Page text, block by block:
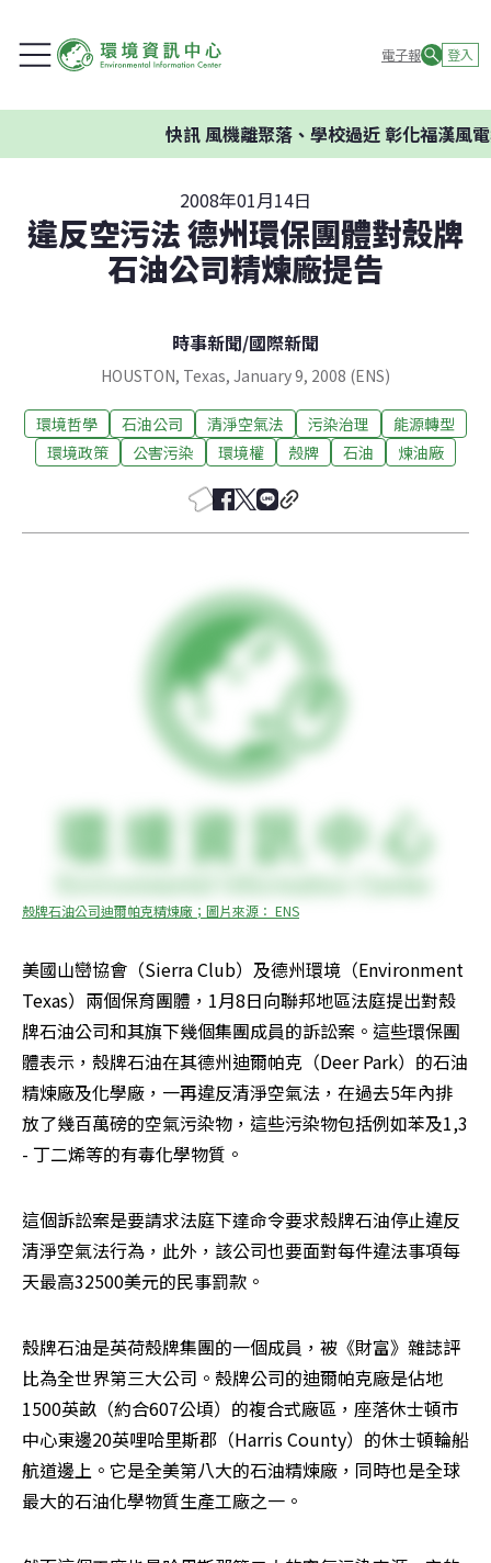
電子報 登入
快訊風機離聚落、學校過近 彰化福漢風電
2008年01月14日
違反空污法 德州環保團體對殼牌
石油公司精煉廠提告
時事新聞/國際新聞
HOUSTON, Texas, January 9, 2008 (ENS)
環境哲學 石油公司 清淨空氣法 污染治理
能源轉型
環境政策
公害污染 環境權 殼牌 石油 煉油廠
殼牌石油公司迪爾帕克精煉廠；圖片來源： ENS
美國山巒協會（Sierra Club）及德州環境（Environment
Texas）兩個保育團體，1月8日向聯邦地區法庭提出對殼
牌石油公司和其旗下幾個集團成員的訴訟案。這些環保團
體表示，殼牌石油在其德州迪爾帕克（Deer Park）的石油
精煉廠及化學廠，一再違反清淨空氣法，在過去5年內排
放了幾百萬磅的空氣污染物，這些污染物包括例如苯及1,3
- 丁二烯等的有毒化學物質。
這個訴訟案是要請求法庭下達命令要求殼牌石油停止違反
清淨空氣法行為，此外，該公司也要面對每件違法事項每
天最高32500美元的民事罰款。
殼牌石油是英荷殼牌集團的一個成員，被《財富》雜誌評
比為全世界第三大公司。殼牌公司的迪爾帕克廠是佔地
1500英畝（約合607公頃）的複合式廠區，座落休士頓市
中心東邊20英哩哈里斯郡（Harris County）的休士頓輪船
航道邊上。它是全美第八大的石油精煉廠，同時也是全球
最大的石油化學物質生產工廠之一。